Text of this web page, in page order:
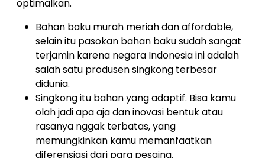
optimalkan.
Bahan baku murah meriah dan affordable,
selain itu pasokan bahan baku sudah sangat
terjamin karena negara Indonesia ini adalah
salah satu produsen singkong terbesar
didunia.
Singkong itu bahan yang adaptif. Bisa kamu
olah jadi apa aja dan inovasi bentuk atau
rasanya nggak terbatas, yang
memungkinkan kamu memanfaatkan
diferensiasi dari para pesaing.